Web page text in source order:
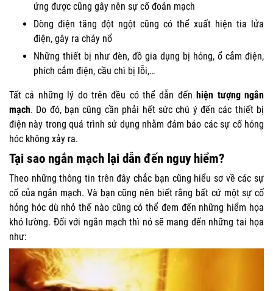
ứng được cũng gây nên sự cố đoản mạch
Dòng điện tăng đột ngột cũng có thể xuất hiện tia lửa
điện, gây ra cháy nổ
Những thiết bị như đèn, đồ gia dụng bị hỏng, ổ cắm điện,
phích cắm điện, cầu chì bị lỗi,…
Tất cả những lý do trên đều có thể dẫn đếnhiện tượng ngắn
mạch. Do đó, bạn cũng cần phải hết sức chú ý đến các thiết bị
điện này trong quá trình sử dụng nhằm đảm bảo các sự cố hỏng
hóc không xảy ra.
Tại sao ngắn mạch lại dẫn đến nguy hiểm?
Theo những thông tin trên đây chắc bạn cũng hiểu sơ về các sự
cố của ngắn mạch. Và bạn cũng nên biết rằng bất cứ một sự cố
hỏng hóc dù nhỏ thế nào cũng có thể đem đến những hiểm họa
khó lường. Đối với ngắn mạch thì nó sẽ mang đến những tai họa
như: